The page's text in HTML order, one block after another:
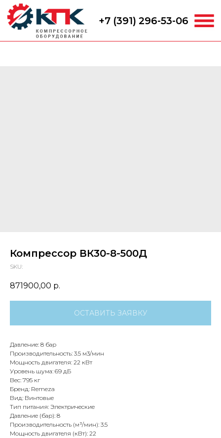
+7 (391) 296-53-06
Компрессор ВК30-8-500Д
SKU:
871900,00 р.
ОСТАВИТЬ ЗАЯВКУ
Давление: 8 бар
Производительность: 3.5 м3/мин
Мощность двигателя: 22 кВт
Уровень шума: 69 дБ
Вес: 795 кг
Бренд: Remeza
Вид: Винтовые
Тип питания: Электрические
Давление (бар): 8
Производительность (м³/мин): 3.5
Мощность двигателя (кВт): 22